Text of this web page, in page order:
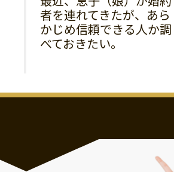
者を連れてきたが、あら
かじめ信頼できる人か調
べておきたい。